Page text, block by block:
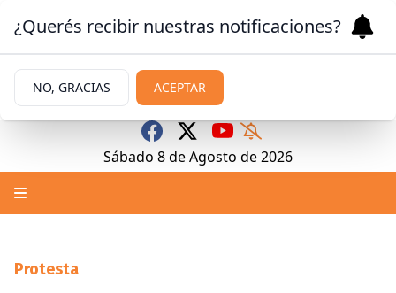
Sábado 8deAgosto de 2026
Protesta
¿Querés recibir nuestras notificaciones?
NO, GRACIAS ACEPTAR